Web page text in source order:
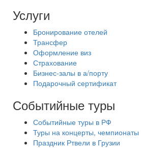
Услуги
Бронирование отелей
Трансфер
Оформление виз
Страхование
Бизнес-залы в а/порту
Подарочный сертификат
Событийные туры
Событийные туры в РФ
Туры на концерты, чемпионаты
Праздник Ртвели в Грузии